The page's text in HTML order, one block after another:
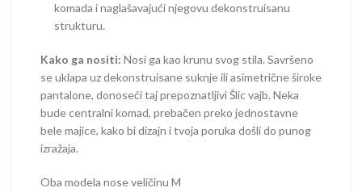
komada i naglašavajući njegovu dekonstruisanu
strukturu.
Kako ga nositi: Nosi ga kao krunu svog stila. Savršeno
se uklapa uz dekonstruisane suknje ili asimetrične široke
pantalone, donoseći taj prepoznatljivi Šlic vajb. Neka
bude centralni komad, prebačen preko jednostavne
bele majice, kako bi dizajn i tvoja poruka došli do punog
izražaja.
Oba modela nose veličinu M